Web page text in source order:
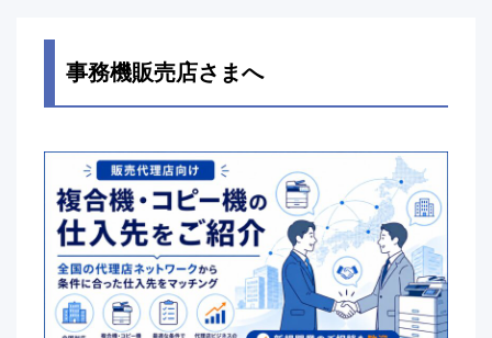
事務機販売店さまへ